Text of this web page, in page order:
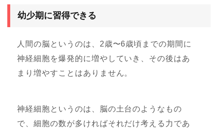
幼少期に習得できる
人間の脳というのは、2歳〜6歳頃までの期間に
神経細胞を爆発的に増やしていき、その後はあ
まり増やすことはありません。
神経細胞というのは、脳の土台のようなもの
で、細胞の数が多ければそれだけ考える力であ